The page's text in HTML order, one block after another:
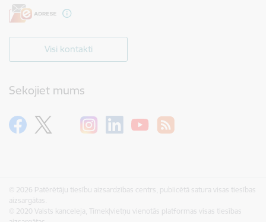
Visi kontakti
Sekojiet mums
© 2026 Patērētāju tiesību aizsardzības centrs, publicētā satura visas tiesības
aizsargātas.
© 2020 Valsts kanceleja, Tīmekļvietņu vienotās platformas visas tiesības